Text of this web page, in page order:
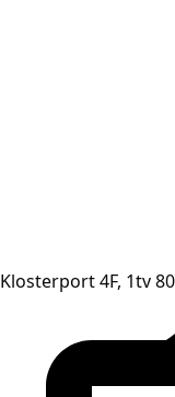
Klosterport 4F, 1tv